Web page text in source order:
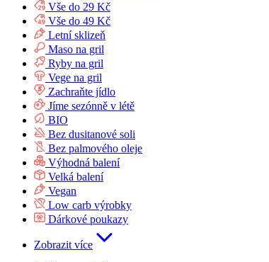
Vše do 29 Kč
Vše do 49 Kč
Letní sklizeň
Maso na gril
Ryby na gril
Vege na gril
Zachraňte jídlo
Jíme sezónně v létě
BIO
Bez dusitanové soli
Bez palmového oleje
Výhodná balení
Velká balení
Vegan
Low carb výrobky
Dárkové poukazy
Zobrazit více